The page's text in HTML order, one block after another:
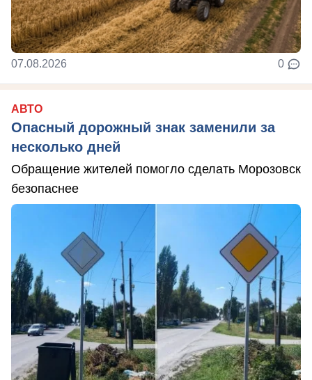
07.08.2026 0
АВТО
Опасный дорожный знак заменили за
несколько дней
Обращение жителей помогло сделать Морозовск
безопаснее